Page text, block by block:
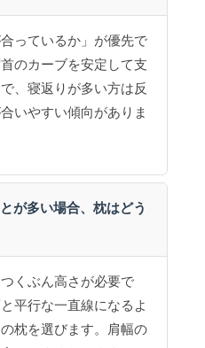
っているか」が優先で
のカーブを安定して支
、寝返りが多い方は反
いやすい傾向がありま
が多い場合、枕はどう
くぶん高さが必要で
平行な一直線になるよ
枕を選びます。肩幅の